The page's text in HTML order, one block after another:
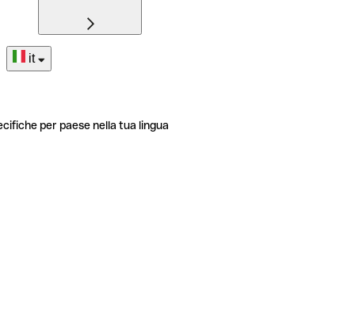
it
per paese nella tua lingua